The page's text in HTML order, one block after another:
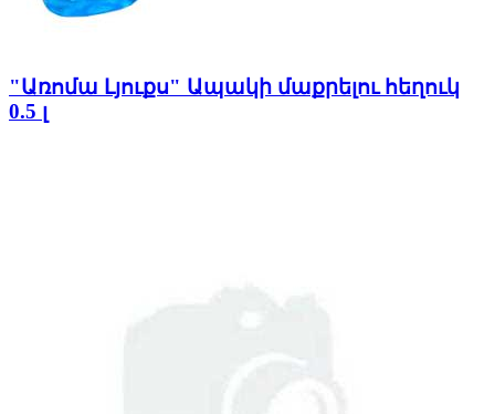
"Առոմա Լյուքս" Ապակի մաքրելու հեղուկ
0.5 լ